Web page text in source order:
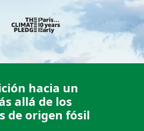
hacia un
allá de los
de origen fósil